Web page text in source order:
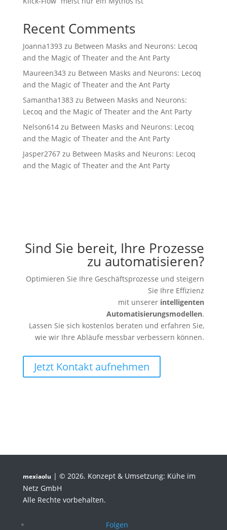
Recent Comments
Joanna1393 zu Between Masks and Neurons: Lecoq
and the Magic of Theater and the Ant Party
Maureen343 zu Between Masks and Neurons: Lecoq
and the Magic of Theater and the Ant Party
Samantha1383 zu Between Masks and Neurons:
Lecoq and the Magic of Theater and the Ant Party
Nelson614zu Between Masks and Neurons: Lecoq
and the Magic of Theater and the Ant Party
Jasper2767zu Between Masks and Neurons: Lecoq
and the Magic of Theater and the Ant Party
Sind Sie bereit, Ihre Prozesse
zu automatisieren?
Optimieren Sie Ihre Geschäftsprozesse und steigern
Sie Ihre Effizienz
mit unserer intelligenten
Automatisierungsmodellen.
Lassen Sie sich kostenlos beraten und erfahren Sie,
wie wir Ihre Abläufe messbar verbessern können.
Jetzt Kontakt aufnehmen
mexiaolu | © 2026. Konzept & Umsetzung: Kühe im
Netz GmbH
Alle Rechte vorbehalten.
Folgen